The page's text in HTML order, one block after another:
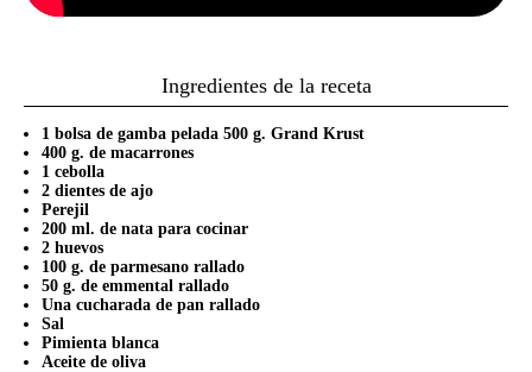
Ingredientes de la receta
1 bolsa de gamba pelada 500 g. Grand Krust
400 g. de macarrones
1 cebolla
2 dientes de ajo
Perejil
200 ml. de nata para cocinar
2 huevos
100 g. de parmesano rallado
50 g. de emmental rallado
Una cucharada de pan rallado
Sal
Pimienta blanca
Aceite de oliva